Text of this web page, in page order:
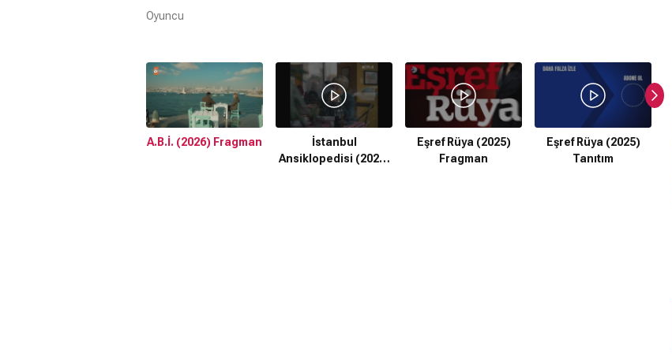
Oyuncu
A.B.İ. (2026) Fragman
İstanbul
Ansiklopedisi (2025)
Eşref Rüya (2025)
Fragman
Eşref Rüya (2025)
Tanıtım